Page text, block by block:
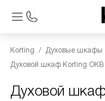
Korting
Духовые шкафы
Духовой шкаф Korting OKB
Духовой